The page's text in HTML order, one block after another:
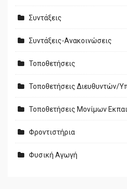
Συντάξεις
Συντάξεις-Ανακοινώσεις
Τοποθετήσεις
Τοποθετήσεις Διευθυντών/
Τοποθετήσεις Μονίμων
Φροντιστήρια
Φυσική Αγωγή